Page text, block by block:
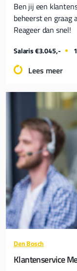
Ben jij een
beheerst en graag
Reageer dan snel!
Salaris €3.045,-
Lees meer
Den Bosch
Klantenservice